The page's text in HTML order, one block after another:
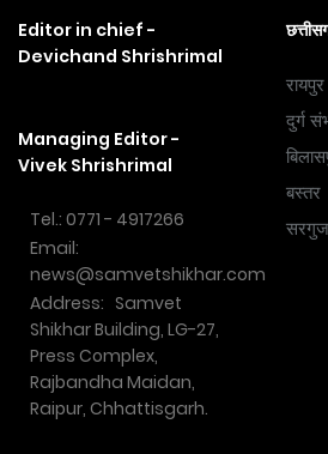
Editor in chief -
Devichand Shrishrimal
Managing Editor -
Vivek Shrishrimal
Tel.: 0771 - 4917266
Email:
news@samvetshikhar.com
Address: Samvet
Shikhar Building, LG-27,
Press Complex,
Rajbandha Maidan,
Raipur, Chhattisgarh.
रायपुर
दुर्ग
बस्तर